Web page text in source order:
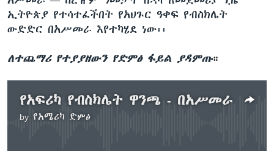
ኢትዮጵያ የተሳተፈችበት የአህጉር ዓቀፍ የብስክሌት
ውድድር በአሥመራ እየተካሄደ ነው፡፡
ለተጨማሪ የተያያዘውን የድምፅ ፋይል ያዳምጡ።
የአፍሪካ የብስክሌት ዋንጫ - በአሥመራ
by የአሜሪካ ድምፅ
No media source currently available